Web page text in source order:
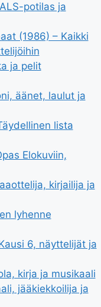
potilas ja
(1986) – Kaikki
ja pelit
äänet, laulut ja
lista
Elokuviin,
kirjailija ja
lyhenne
6, näyttelijät ja
kirja ja musikaali
jääkiekkoilija ja